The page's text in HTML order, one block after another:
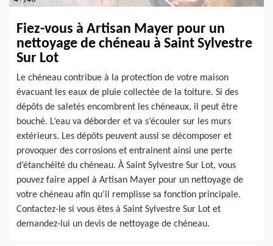
Fiez-vous à Artisan Mayer pour un
nettoyage de chéneau à Saint Sylvestre
Sur Lot
Le chéneau contribue à la protection de votre maison
évacuant les eaux de pluie collectée de la toiture. Si des
dépôts de saletés encombrent les chéneaux, il peut être
bouché. L’eau va déborder et va s’écouler sur les murs
extérieurs. Les dépôts peuvent aussi se décomposer et
provoquer des corrosions et entrainent ainsi une perte
d’étanchéité du chéneau. À Saint Sylvestre Sur Lot, vous
pouvez faire appel à Artisan Mayer pour un nettoyage de
votre chéneau afin qu’il remplisse sa fonction principale.
Contactez-le si vous êtes à Saint Sylvestre Sur Lot et
demandez-lui un devis de nettoyage de chéneau.